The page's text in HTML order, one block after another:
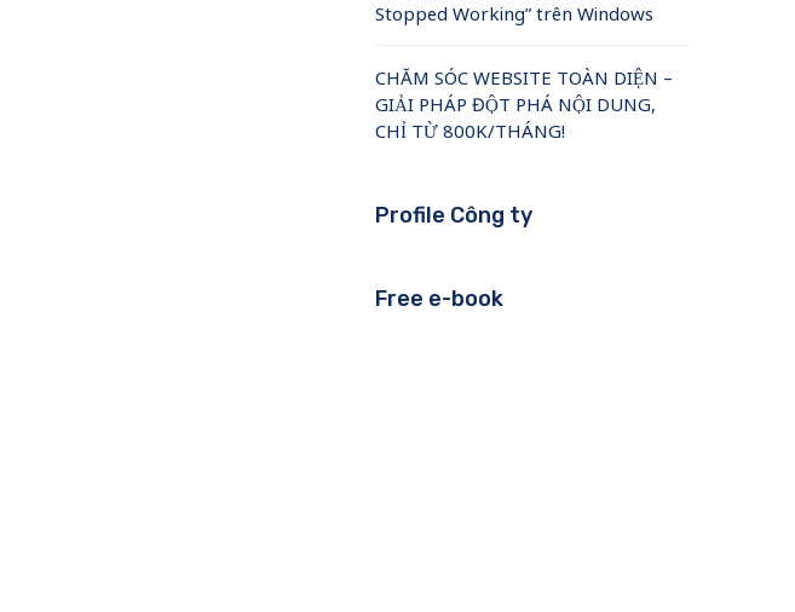
Stopped Working” trên Windows
CHĂM SÓC WEBSITE TOÀN DIỆN –
GIẢI PHÁP ĐỘT PHÁ NỘI DUNG,
CHỈ TỪ 800K/THÁNG!
Profile Công ty
Free e-book